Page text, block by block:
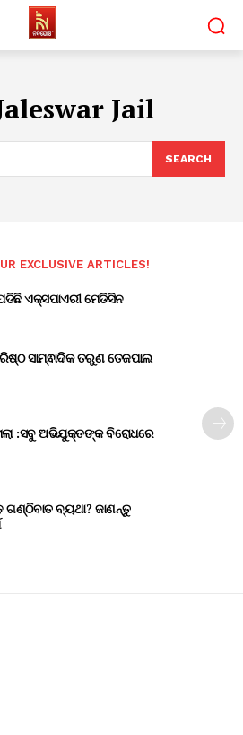
Jail
SEARCH
EXCLUSIVE ARTICLES!
ଏକ୍ସପାଏରୀ ମେଡିସିନ
ସାମ୍ଵାଦିକ ତରୁଣ ତେଜପାଲ
:ସବୁ ଅଭିଯୁକ୍ତଙ୍କ ବିରୋଧରେ
ଗଣ୍ଠିବାତ ବ୍ୟଥା? ଜାଣନ୍ତୁ